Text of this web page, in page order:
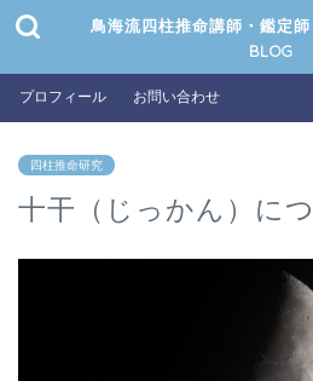
鳥海流四柱推命講師・鑑定
BLOG
プロフィール お問い合わせ
四柱推命研究
十干（じっかん）に